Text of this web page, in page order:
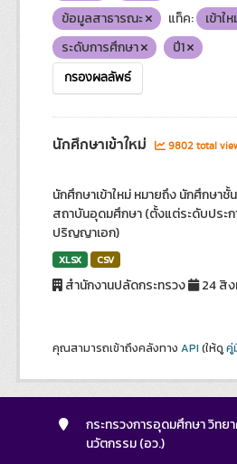
ข้อมูลสาธารณะ
แท็ค:
เข้าใ
ระดับการศึกษา
ปี1
กรองผลลัพธ์
นักศึกษาเข้าใหม่ 9802 total
นักศึกษาเข้าใหม่ หมายถึง นักศึกษาชั้
สถาบันอุดมศึกษา (ตั้งแต่ระดับประ
ปริญญาเอก)
XLSX CSV
สำนักงานปลัดกระทรวง 24 สิง
คุณสามารถเข้าถึงคลังทางAPI (ให้ดูคู่
กระทรวงการอุดมศึกษา วิทย
นวัตกรรม (อว.)